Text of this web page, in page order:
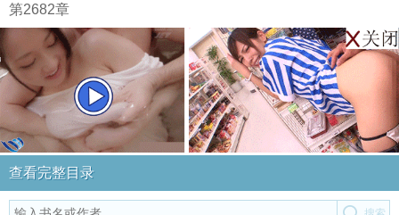
第2682章
查看完整目录